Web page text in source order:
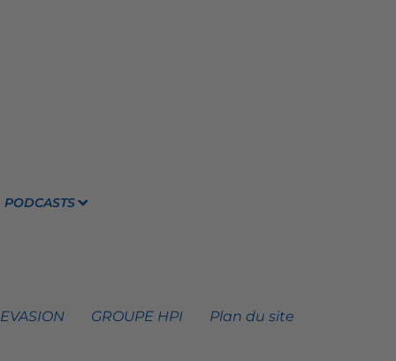
PODCASTS
GROUPE HPI Plan du site